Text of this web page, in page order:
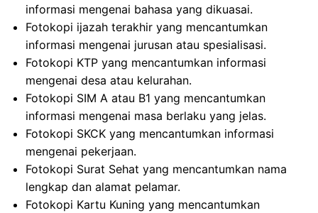
informasi mengenai bahasa yang dikuasai.
Fotokopi ijazah terakhir yang mencantumkan
informasi mengenai jurusan atau spesialisasi.
Fotokopi KTP yang mencantumkan informasi
mengenai desa atau kelurahan.
Fotokopi SIM A atau B1 yang mencantumkan
informasi mengenai masa berlaku yang jelas.
Fotokopi SKCK yang mencantumkan informasi
mengenai pekerjaan.
Fotokopi Surat Sehat yang mencantumkan nama
lengkap dan alamat pelamar.
Fotokopi Kartu Kuning yang mencantumkan